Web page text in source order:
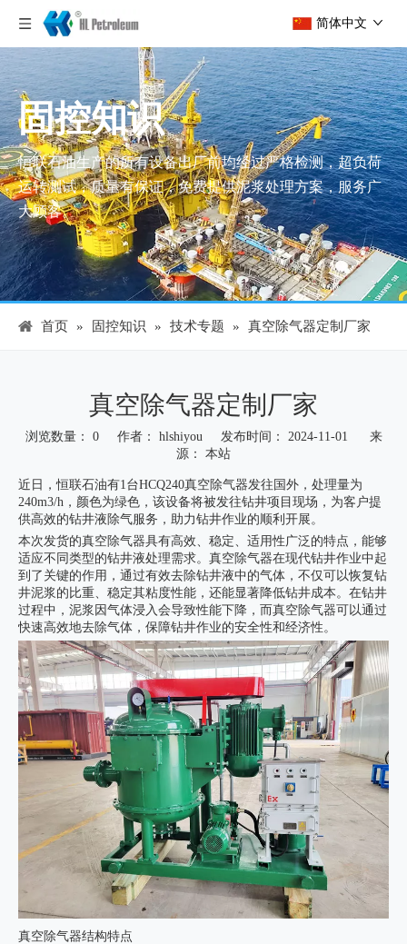
简体中文
固控知识
恒联石油生产的所有设备出厂前均经过严格检测，超负荷
运转测试，质量有保证，免费提供泥浆处理方案，服务广
大顾客。
首页 » 固控知识 » 技术专题 » 真空除气器定制厂家
真空除气器定制厂家
浏览数量： 0作者： hlshiyou 发布时间： 2024-11-01 来
源： 本站
["wechat","weibo","qzone","douban","email"]
近日，恒联石油有1台HCQ240真空除气器发往国外，处理量为
240m3/h，颜色为绿色，该设备将被发往钻井项目现场，为客户提
供高效的钻井液除气服务，助力钻井作业的顺利开展。
本次发货的真空除气器具有高效、稳定、适用性广泛的特点，能够
适应不同类型的钻井液处理需求。真空除气器在现代钻井作业中起
到了关键的作用，通过有效去除钻井液中的气体，不仅可以恢复钻
井泥浆的比重、稳定其粘度性能，还能显著降低钻井成本。在钻井
过程中，泥浆因气体浸入会导致性能下降，而真空除气器可以通过
快速高效地去除气体，保障钻井作业的安全性和经济性。
真空除气器结构特点